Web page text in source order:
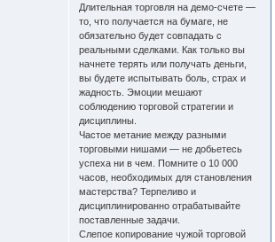
Длительная торговля на демо-счете —
то, что получается на бумаге, не
обязательно будет совпадать с
реальными сделками. Как только вы
начнете терять или получать деньги,
вы будете испытывать боль, страх и
жадность. Эмоции мешают
соблюдению торговой стратегии и
дисциплины.
Частое метание между разными
торговыми нишами — не добьетесь
успеха ни в чем. Помните о 10 000
часов, необходимых для становления
мастерства? Терпеливо и
дисциплинированно отрабатывайте
поставленные задачи.
Слепое копирование чужой торговой